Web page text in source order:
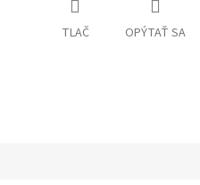
TLAČ OPÝTAŤ SA